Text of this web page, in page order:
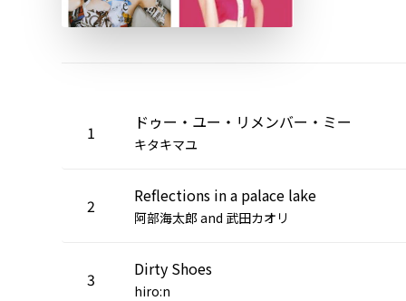
1 ドゥー・ユー・リメンバー・ミー
キタキマユ
2 Reflections in a palace lake
阿部海太郎 and 武田カオリ
3 Dirty Shoes
hiro:n